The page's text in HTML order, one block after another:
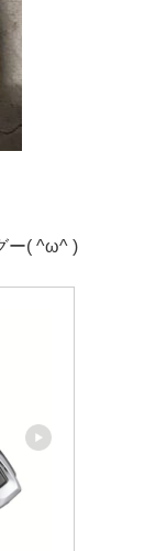
ー( ^ω^ )